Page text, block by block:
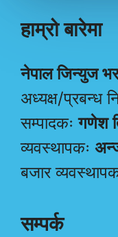
हाम्रो बारेमा
नेपाल जिन्युज
अध्यक्ष/प्रबन्ध
सम्पादकःगणेश
व्यवस्थापकः
बजार
सम्पर्क